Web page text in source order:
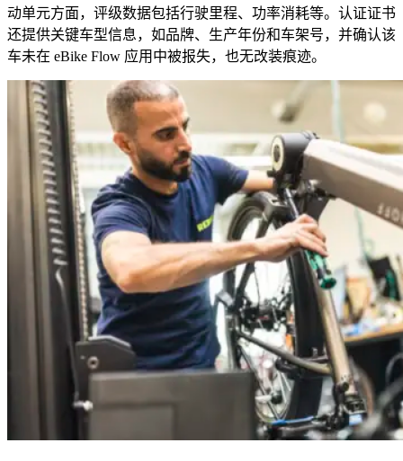
动单元方面，评级数据包括行驶里程、功率消耗等。认证证书
还提供关键车型信息，如品牌、生产年份和车架号，并确认该
车未在 eBike Flow 应用中被报失，也无改装痕迹。